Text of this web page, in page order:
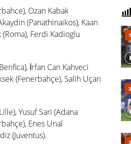
Ozan Kabak
(Panathinaikos), Kaan
Ferdi Kadioglu
İrfan Can Kahveci
(Fenerbahçe), Salih Uçan
Yusuf Sari (Adana
Enes Unal
(Juventus).